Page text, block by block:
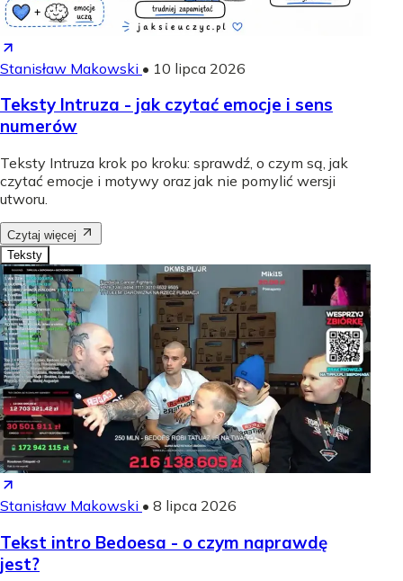
Stanisław Makowski • 10 lipca 2026
Teksty Intruza - jak czytać emocje i sens
numerów
Teksty Intruza krok po kroku: sprawdź, o czym są, jak
czytać emocje i motywy oraz jak nie pomylić wersji
utworu.
Czytaj więcej
Teksty
Stanisław Makowski • 8 lipca 2026
Tekst intro Bedoesa - o czym naprawdę
jest?